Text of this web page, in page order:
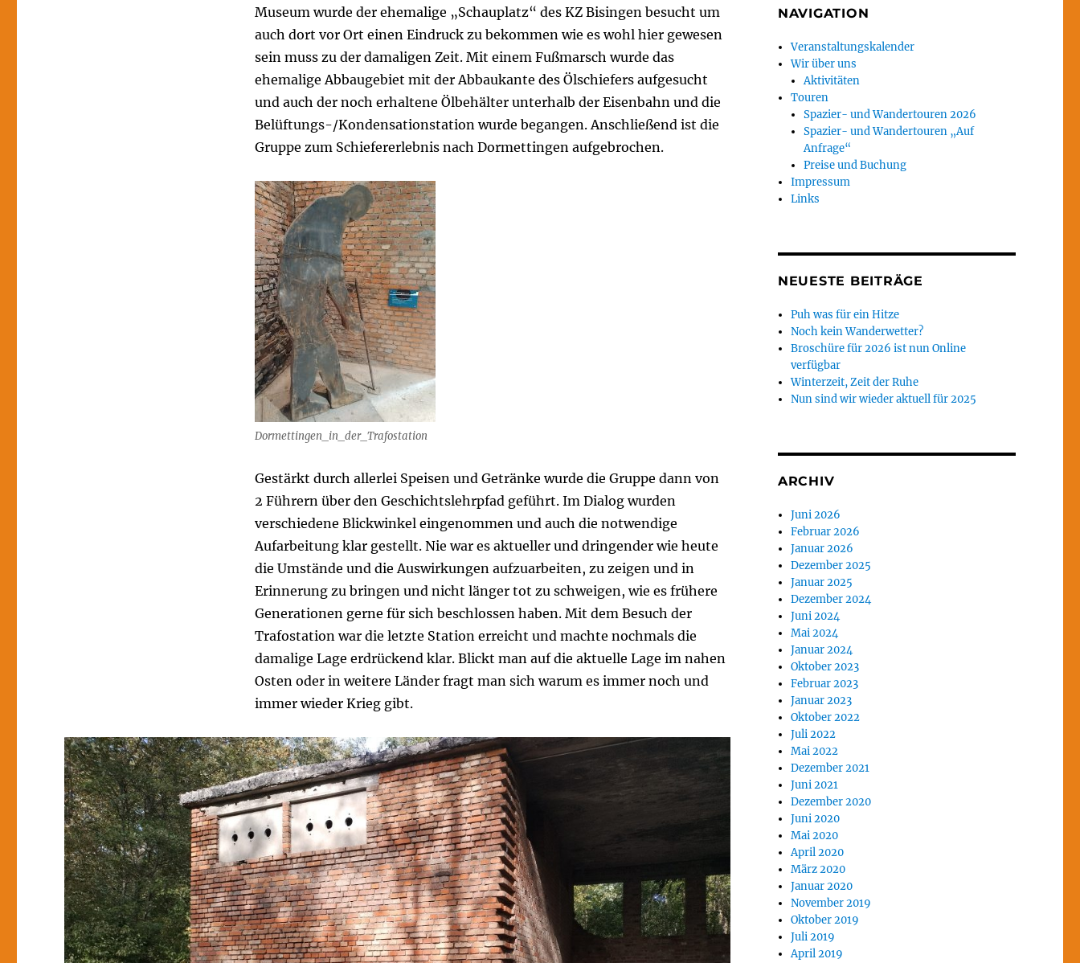
Museum wurde der ehemalige „Schauplatz“ des KZ Bisingen besucht um
auch dort vor Ort einen Eindruck zu bekommen wie es wohl hier gewesen
sein muss zu der damaligen Zeit. Mit einem Fußmarsch wurde das
ehemalige Abbaugebiet mit der Abbaukante des Ölschiefers aufgesucht
und auch der noch erhaltene Ölbehälter unterhalb der Eisenbahn und die
Belüftungs-/Kondensationstation wurde begangen. Anschließend ist die
Gruppe zum Schiefererlebnis nach Dormettingen aufgebrochen.
Dormettingen_in_der_Trafostation
Gestärkt durch allerlei Speisen und Getränke wurde die Gruppe dann von
2 Führern über den Geschichtslehrpfad geführt. Im Dialog wurden
verschiedene Blickwinkel eingenommen und auch die notwendige
Aufarbeitung klar gestellt. Nie war es aktueller und dringender wie heute
die Umstände und die Auswirkungen aufzuarbeiten, zu zeigen und in
Erinnerung zu bringen und nicht länger tot zu schweigen, wie es frühere
Generationen gerne für sich beschlossen haben. Mit dem Besuch der
Trafostation war die letzte Station erreicht und machte nochmals die
damalige Lage erdrückend klar. Blickt man auf die aktuelle Lage im nahen
Osten oder in weitere Länder fragt man sich warum es immer noch und
immer wieder Krieg gibt.
NAVIGATION
Veranstaltungskalender
Wir über uns
Aktivitäten
Touren
Spazier- und Wandertouren 2026
Spazier- und Wandertouren „Auf
Anfrage“
Preise und Buchung
Impressum
Links
NEUESTE BEITRÄGE
Puh was für ein Hitze
Noch kein Wanderwetter?
Broschüre für 2026 ist nun Online
verfügbar
Winterzeit, Zeit der Ruhe
Nun sind wir wieder aktuell für 2025
ARCHIV
Juni 2026
Februar 2026
Januar 2026
Dezember 2025
Januar 2025
Dezember 2024
Juni 2024
Mai 2024
Januar 2024
Oktober 2023
Februar 2023
Januar 2023
Oktober 2022
Juli 2022
Mai 2022
Dezember 2021
Juni 2021
Dezember 2020
Juni 2020
Mai 2020
April 2020
März 2020
Januar 2020
November 2019
Oktober 2019
Juli 2019
April 2019